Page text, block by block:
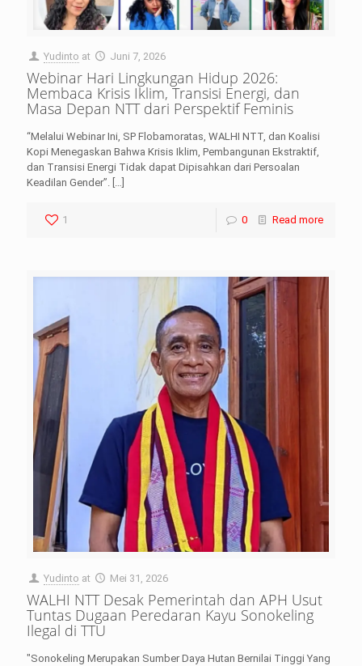
Yudinto at Juni 7, 2026
Webinar Hari Lingkungan Hidup 2026:
Membaca Krisis Iklim, Transisi Energi, dan
Masa Depan NTT dari Perspektif Feminis
“Melalui Webinar Ini, SP Flobamoratas, WALHI NTT, dan Koalisi
Kopi Menegaskan Bahwa Krisis Iklim, Pembangunan Ekstraktif,
dan Transisi Energi Tidak dapat Dipisahkan dari Persoalan
Keadilan Gender”.
1 0 Read more
Yudinto at Mei 31, 2026
WALHI NTT Desak Pemerintah dan APH Usut
Tuntas Dugaan Peredaran Kayu Sonokeling
Ilegal di TTU
"Sonokeling Merupakan Sumber Daya Hutan Bernilai Tinggi Yang